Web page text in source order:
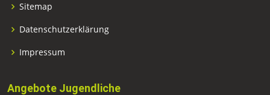
Sitemap
Datenschutzerklärung
Impressum
Angebote Jugendliche